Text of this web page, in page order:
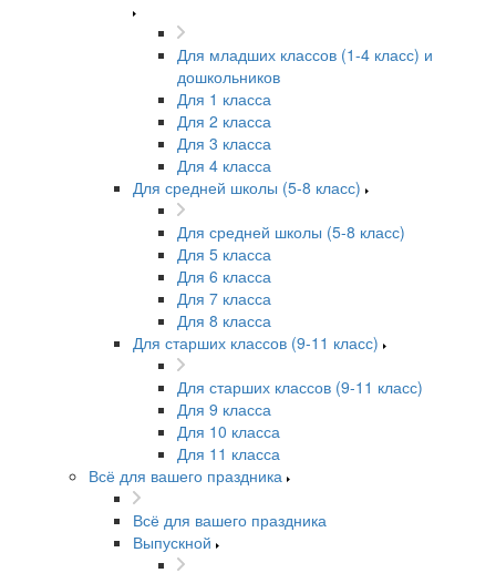
Для младших классов (1-4 класс) и
дошкольников
Для 1 класса
Для 2 класса
Для 3 класса
Для 4 класса
Для средней школы (5-8 класс)
Для средней школы (5-8 класс)
Для 5 класса
Для 6 класса
Для 7 класса
Для 8 класса
Для старших классов (9-11 класс)
Для старших классов (9-11 класс)
Для 9 класса
Для 10 класса
Для 11 класса
Всё для вашего праздника
Всё для вашего праздника
Выпускной